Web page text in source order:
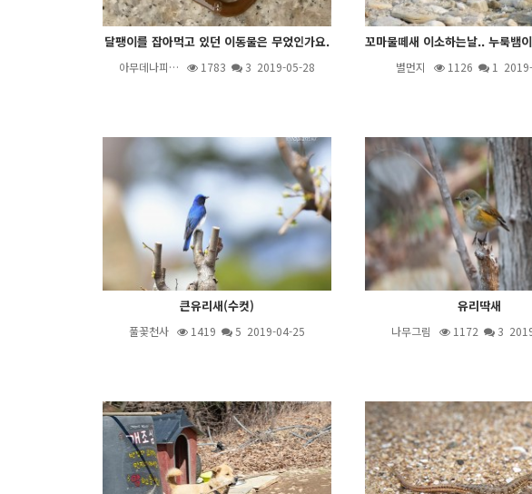
달팽이를 잡아먹고 있던 이동물은 무었인가요.
아무데나피… 1783 3 2019-05-28 별먼지 1126 1
큰유리새(수컷)
풀꽃천사 1419 5 2019-04-25
유리딱새
나무그림 1172 3